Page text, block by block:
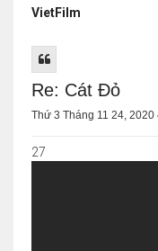
VietFilm
Re: Cát Đỏ
Thứ 3 Tháng 11 24, 2020
27